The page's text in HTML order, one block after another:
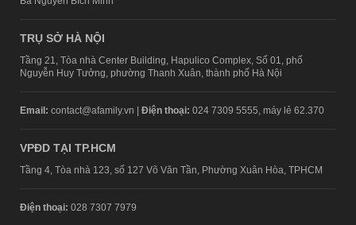
TRỤ SỞ HÀ NỘI
Tầng 21, Tòa nhà Center Building, Hapulico Complex, Số 01, phố
Nguyễn Huy Tưởng, phường Thanh Xuân, thành phố Hà Nội
Email: contact@afamily.vn | Điện thoại: 024 7309 5555, máy lẻ 62.370
VPĐD TẠI TP.HCM
Tầng 4, Tòa nhà 123, số 127 Võ Văn Tần, Phường Xuân Hòa, TPHCM
Điện thoại: 028 7307 7979